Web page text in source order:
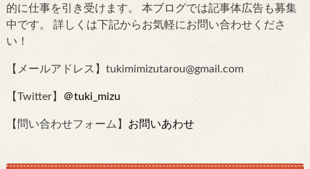
的に仕事を引き受けます。 本ブログでは記事体広告も募集
中です。 詳しくは下記からお気軽にお問い合わせくださ
い！
【メールアドレス】tukimimizutarou@gmail.com
【Twitter】 ＠tuki_mizu
【問い合わせフォーム】 お問いあわせ